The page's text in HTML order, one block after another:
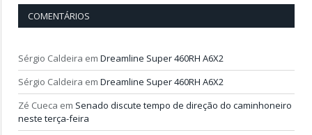
COMENTÁRIOS
Sérgio Caldeira em Dreamline Super 460RH A6X2
Sérgio Caldeira em Dreamline Super 460RH A6X2
Zé Cueca em Senado discute tempo de direção do caminhoneiro
neste terça-feira